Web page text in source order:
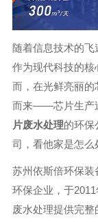
随着信息技术的飞
作为现代科技的
而，在光鲜亮丽的
而来——芯片生产
片废水处理的环
司，看他家是怎么
苏州依斯倍环保
环保企业，于
废水处理提供完